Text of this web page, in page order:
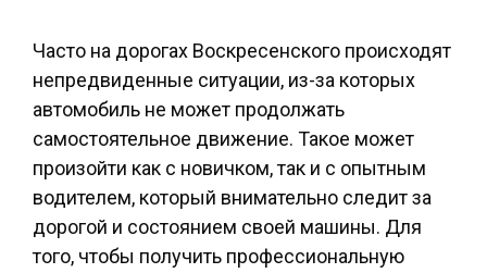
Часто на дорогах Воскресенского происходят
непредвиденные ситуации, из-за которых
автомобиль не может продолжать
самостоятельное движение. Такое может
произойти как с новичком, так и с опытным
водителем, который внимательно следит за
дорогой и состоянием своей машины. Для
того, чтобы получить профессиональную